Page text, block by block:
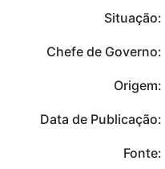
Situação:
Chefe de Governo:
Origem:
Data de Publicação:
Fonte: